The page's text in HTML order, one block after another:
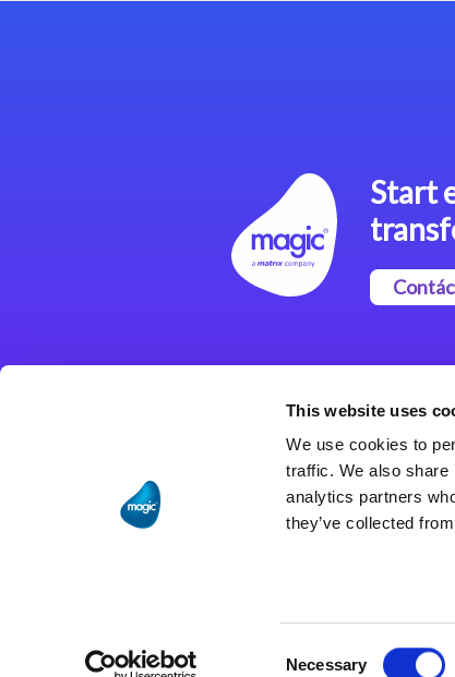
This website uses
We use cookies to
traffic. We also share
analytics partners
they’ve collected
Necessary
Start
Integración
Soluciones de integración